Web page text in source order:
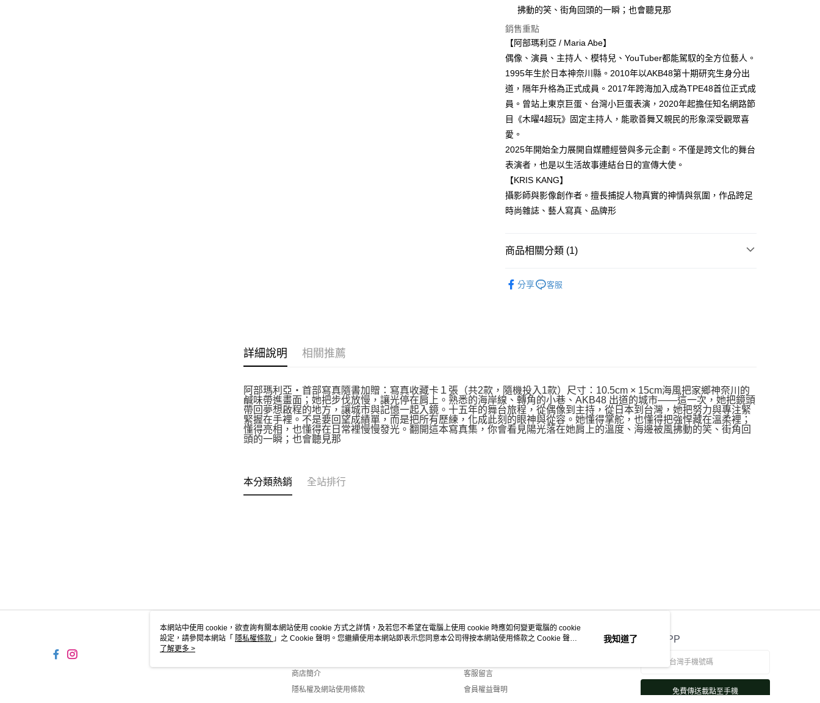
拂動的笑、街角回頭的一瞬；也會聽見那
銷售重點
【阿部瑪利亞 / Maria Abe】
偶像、演員、主持人、模特兒、YouTuber都能駕馭的全方位藝人。
1995年生於日本神奈川縣。2010年以AKB48第十期研究生身分出
道，隔年升格為正式成員。2017年跨海加入成為TPE48首位正式成
員。曾站上東京巨蛋、台灣小巨蛋表演，2020年起擔任知名網路節
目《木曜4超玩》固定主持人，能歌善舞又親民的形象深受觀眾喜
愛。
2025年開始全力展開自媒體經營與多元企劃。不僅是跨文化的舞台
表演者，也是以生活故事連結台日的宣傳大使。
【KRIS KANG】
攝影師與影像創作者。擅長捕捉人物真實的神情與氛圍，作品跨足
時尚雜誌、藝人寫真、品牌形
商品相關分類 (1)
分享
客服
詳細說明 相關推薦
阿部瑪利亞‧首部寫真隨書加贈：寫真收藏卡１張（共2款，隨機投入1款）尺寸：10.5cm × 15cm海風把家鄉神奈川的
鹹味帶進畫面；她把步伐放慢，讓光停在肩上。熟悉的海岸線、轉角的小巷、AKB48 出道的城市——這一次，她把鏡頭
帶回夢想啟程的地方，讓城市與記憶一起入鏡。十五年的舞台旅程，從偶像到主持，從日本到台灣，她把努力與專注緊
緊握在手裡。不是要回望成績單，而是把所有歷練，化成此刻的眼神與從容。她懂得掌舵，也懂得把強悍藏在溫柔裡；
懂得亮相，也懂得在日常裡慢慢發光。翻開這本寫真集，你會看見陽光落在她肩上的溫度、海邊被風拂動的笑、街角回
頭的一瞬；也會聽見那
本分類熱銷 全站排行
關於我們
商店簡介
隱私權及網站使用條款
客服資訊
客服留言
會員權益聲明
官方APP
免費傳送載點至手機
本網站中使用 cookie，欲查詢有關本網站使用 cookie 方式之詳情，及若您不希望在電腦上使用 cookie 時應如何變更電腦的 cookie
設定，請參閱本網站「 隱私權條款 」之 Cookie 聲明。您繼續使用本網站即表示您同意本公司得按本網站使用條款之 Cookie 聲明
使用 cookie。
了解更多 >
我知道了